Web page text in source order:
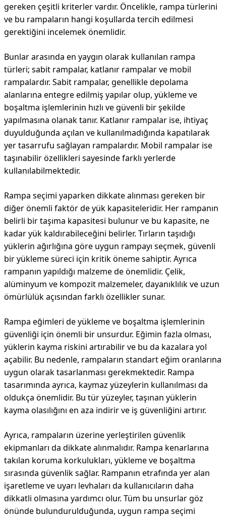
gereken çeşitli kriterler vardır. Öncelikle, rampa türlerini
ve bu rampaların hangi koşullarda tercih edilmesi
gerektiğini incelemek önemlidir.
Bunlar arasında en yaygın olarak kullanılan rampa
türleri; sabit rampalar, katlanır rampalar ve mobil
rampalardır. Sabit rampalar, genellikle depolama
alanlarına entegre edilmiş yapılar olup, yükleme ve
boşaltma işlemlerinin hızlı ve güvenli bir şekilde
yapılmasına olanak tanır. Katlanır rampalar ise, ihtiyaç
duyulduğunda açılan ve kullanılmadığında kapatılarak
yer tasarrufu sağlayan rampalardır. Mobil rampalar ise
taşınabilir özellikleri sayesinde farklı yerlerde
kullanılabilmektedir.
Rampa seçimi yaparken dikkate alınması gereken bir
diğer önemli faktör de yük kapasiteleridir. Her rampanın
belirli bir taşıma kapasitesi bulunur ve bu kapasite, ne
kadar yük kaldırabileceğini belirler. Tırların taşıdığı
yüklerin ağırlığına göre uygun rampayı seçmek, güvenli
bir yükleme süreci için kritik öneme sahiptir. Ayrıca
rampanın yapıldığı malzeme de önemlidir. Çelik,
alüminyum ve kompozit malzemeler, dayanıklılık ve uzun
ömürlülük açısından farklı özellikler sunar.
Rampa eğimleri de yükleme ve boşaltma işlemlerinin
güvenliği için önemli bir unsurdur. Eğimin fazla olması,
yüklerin kayma riskini artırabilir ve bu da kazalara yol
açabilir. Bu nedenle, rampaların standart eğim oranlarına
uygun olarak tasarlanması gerekmektedir. Rampa
tasarımında ayrıca, kaymaz yüzeylerin kullanılması da
oldukça önemlidir. Bu tür yüzeyler, taşınan yüklerin
kayma olasılığını en aza indirir ve iş güvenliğini artırır.
Ayrıca, rampaların üzerine yerleştirilen güvenlik
ekipmanları da dikkate alınmalıdır. Rampa kenarlarına
takılan koruma korkulukları, yükleme ve boşaltma
sırasında güvenlik sağlar. Rampanın etrafında yer alan
işaretleme ve uyarı levhaları da kullanıcıların daha
dikkatli olmasına yardımcı olur. Tüm bu unsurlar göz
önünde bulundurulduğunda, uygun rampa seçimi